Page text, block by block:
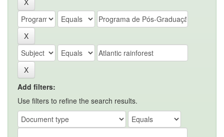
Add filters:
Use filters to refine the search results.